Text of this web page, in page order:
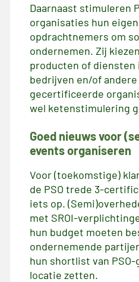
Daarnaast stimuleren
organisaties hun
opdrachtnemers om
ondernemen. Zij
producten of diensten
bedrijven en/of andere
gecertificeerde
wel ketenstimulering
Goed nieuws voor
events organiseren
Voor (toekomstige)
de PSO trede 3-
iets op.
met SROI-
hun budget moeten
ondernemende
hun shortlist van
locatie zetten.